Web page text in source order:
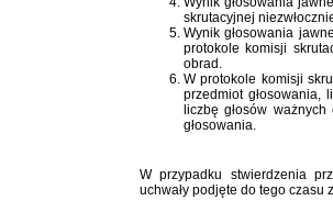
skrutacyjnej
Wynik głosowania
protokole komisji
obrad.
W protokole komisji
przedmiot głosowania,
liczbę głosów
głosowania.
W przypadku stwierdzenia
uchwały podjęte do tego czasu